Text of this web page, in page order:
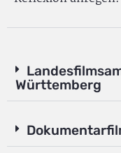
Württemberg